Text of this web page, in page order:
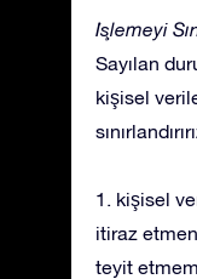
İşlemeyi
Sayılan
kişisel
1. kişisel
itiraz
teyit